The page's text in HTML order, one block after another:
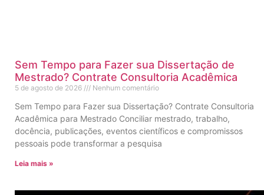
Sem Tempo para Fazer sua Dissertação de
Mestrado? Contrate Consultoria Acadêmica
5 de agosto de 2026 Nenhum comentário
Sem Tempo para Fazer sua Dissertação? Contrate Consultoria
Acadêmica para Mestrado Conciliar mestrado, trabalho,
docência, publicações, eventos científicos e compromissos
pessoais pode transformar a pesquisa
Leia mais »